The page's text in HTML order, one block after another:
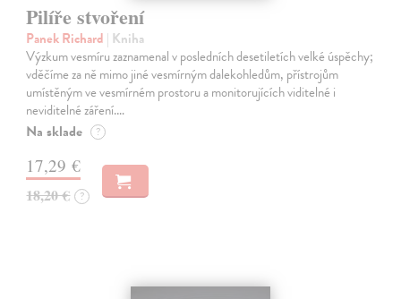
Pilíře stvoření
Panek Richard | Kniha
Výzkum vesmíru zaznamenal v posledních desetiletích velké úspěchy;
vděčíme za ně mimo jiné vesmírným dalekohledům, přístrojům
umístěným ve vesmírném prostoru a monitorujících viditelné i
neviditelné záření.…
Na sklade ?
17,29 €
18,20 € ?